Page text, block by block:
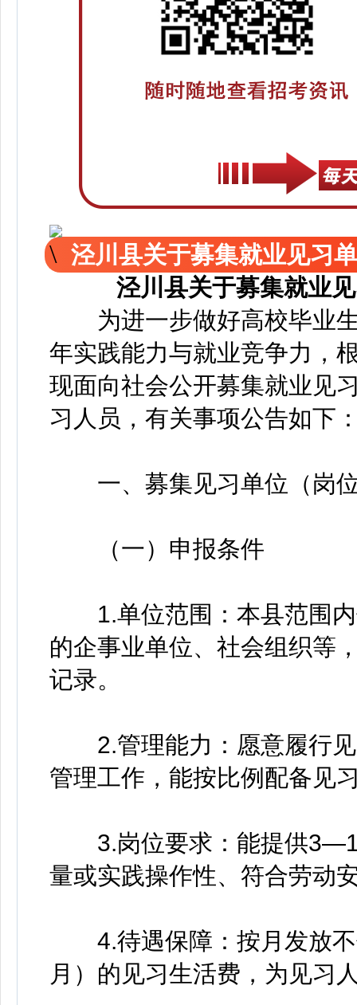
泾川县关于募集就业见习
泾川县关于募集就业
为进一步做好高校毕业生
年实践能力与就业竞争力，
现面向社会公开募集就业见
习人员，有关事项公告如下
一、募集见习单位（岗
（一）申报条件
1.单位范围：本县范围内
的企事业单位、社会组织等
记录。
2.管理能力：愿意履行见
管理工作，能按比例配备见
3.岗位要求：能提供
量或实践操作性、符合劳动
4.待遇保障：按月发放不
月）的见习生活费，为见习